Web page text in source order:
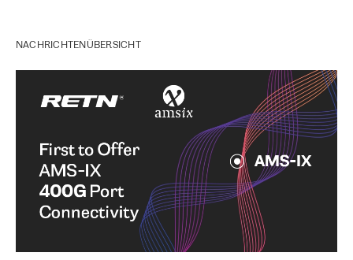
NACHRICHTENÜBERSICHT